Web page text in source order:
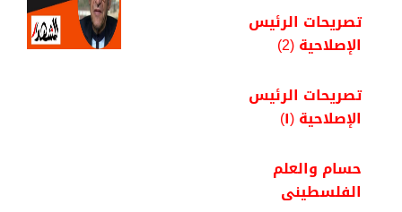
تصريحات الرئيس
الإصلاحية (2)
تصريحات الرئيس
الإصلاحية (١)
حسام والعلم
الفلسطينى